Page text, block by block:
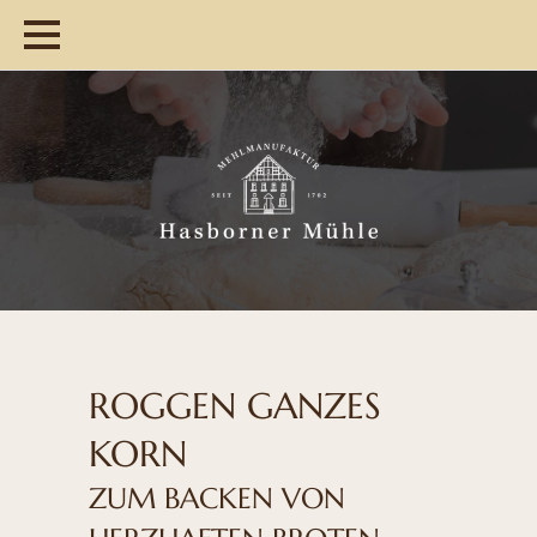
Shop
Hasborner Mühle
Team
Aktuelles
Sortiment
Übersicht
Service
ROGGEN GANZES
KORN
ZUM BACKEN VON